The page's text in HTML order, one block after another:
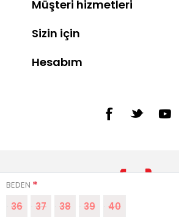
BEDEN *
36 37 38 39 40
Müşteri hizmetleri
Sizin için
Hesabım